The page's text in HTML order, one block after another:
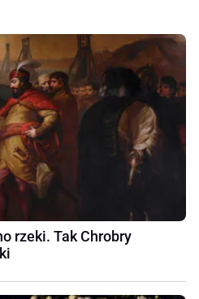
rzeki. Tak Chrobry